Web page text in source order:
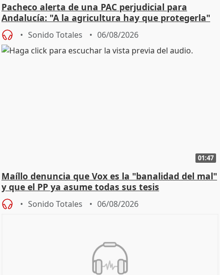
Pacheco alerta de una PAC perjudicial para
Andalucía: "A la agricultura hay que protegerla"
Sonido Totales 06/08/2026
01:47
Maíllo denuncia que Vox es la "banalidad del mal"
y que el PP ya asume todas sus tesis
Sonido Totales 06/08/2026